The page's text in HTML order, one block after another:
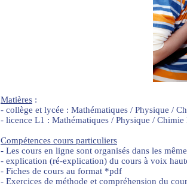
Matières :
- collège et lycée : Mathématiques / Physique /
- licence L1 : Mathématiques / Physique /
Compétences cours particuliers
- Les cours en ligne sont organisés dans les
- explication (ré-explication) du cours à voix
- Fiches de cours au format *pdf
- Exercices de méthode et compréhension du